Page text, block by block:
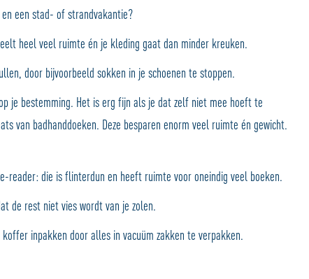
een stad- of strandvakantie?
heel veel ruimte én je kleding gaat dan minder kreuken.
door bijvoorbeeld sokken in je schoenen te stoppen.
je bestemming. Het is erg fijn als je dat zelf niet mee hoeft te
van badhanddoeken. Deze besparen enorm veel ruimte én gewicht.
reader: die is flinterdun en heeft ruimte voor oneindig veel boeken.
de rest niet vies wordt van je zolen.
inpakken door alles in vacuüm zakken te verpakken.